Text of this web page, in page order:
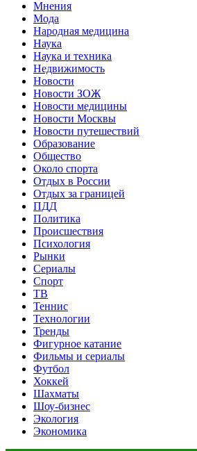
Мнения
Мода
Народная медицина
Наука
Наука и техника
Недвижимость
Новости
Новости ЗОЖ
Новости медицины
Новости Москвы
Новости путешествий
Образование
Общество
Около спорта
Отдых в России
Отдых за границей
ПДД
Политика
Происшествия
Психология
Рынки
Сериалы
Спорт
ТВ
Теннис
Технологии
Тренды
Фигурное катание
Фильмы и сериалы
Футбол
Хоккей
Шахматы
Шоу-бизнес
Экология
Экономика